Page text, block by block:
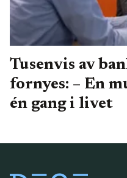
Tusenvis av
fornyes: – En
én gang i livet